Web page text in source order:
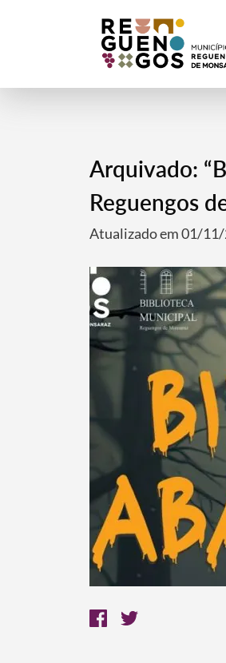
Arquivado:
Reguengos
Atualizado em 01/